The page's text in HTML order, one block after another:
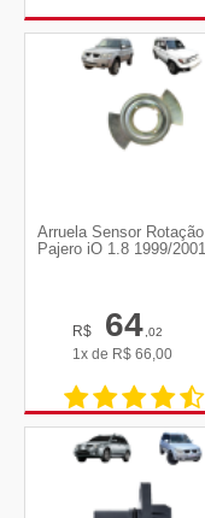
Arruela Sensor Rotação
Pajero iO 1.8 1999/2001
R$ 64,02
1x de R$ 66,00